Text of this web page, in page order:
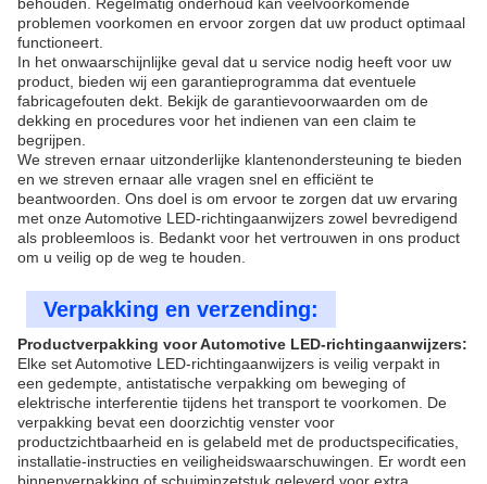
problemen voorkomen en ervoor zorgen dat uw product optimaal
functioneert.
In het onwaarschijnlijke geval dat u service nodig heeft voor uw
product, bieden wij een garantieprogramma dat eventuele
fabricagefouten dekt. Bekijk de garantievoorwaarden om de
dekking en procedures voor het indienen van een claim te
begrijpen.
We streven ernaar uitzonderlijke klantenondersteuning te bieden
en we streven ernaar alle vragen snel en efficiënt te
beantwoorden. Ons doel is om ervoor te zorgen dat uw ervaring
met onze Automotive LED-richtingaanwijzers zowel bevredigend
als probleemloos is. Bedankt voor het vertrouwen in ons product
om u veilig op de weg te houden.
Verpakking en verzending:
Productverpakking voor Automotive LED-richtingaanwijzers:
Elke set Automotive LED-richtingaanwijzers is veilig verpakt in
een gedempte, antistatische verpakking om beweging of
elektrische interferentie tijdens het transport te voorkomen. De
verpakking bevat een doorzichtig venster voor
productzichtbaarheid en is gelabeld met de productspecificaties,
installatie-instructies en veiligheidswaarschuwingen. Er wordt een
binnenverpakking of schuiminzetstuk geleverd voor extra